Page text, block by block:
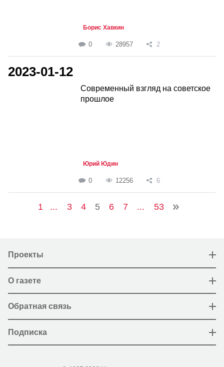
Борис Хавкин
0 28957 2
2023-01-12
Современный взгляд на советское
прошлое
Юрий Юдин
0 12256 6
1 ... 3 4 5 6 7 ... 53
Проекты
О газете
Обратная связь
Подписка